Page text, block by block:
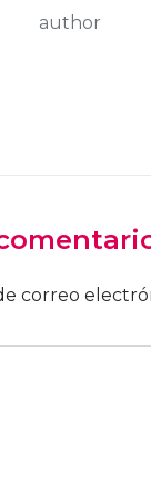
author
correo